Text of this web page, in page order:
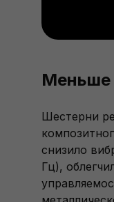
Меньше
Шестерни
снизило
Гц),